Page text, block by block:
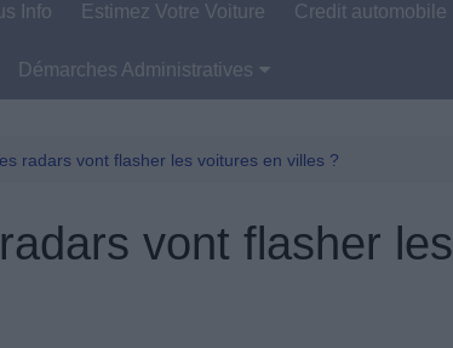
Info Estimez Votre Voiture Credit automobile
Démarches Administratives
Permis De Conduire
radars vont flasher les voitures en villes ?
vont flasher les